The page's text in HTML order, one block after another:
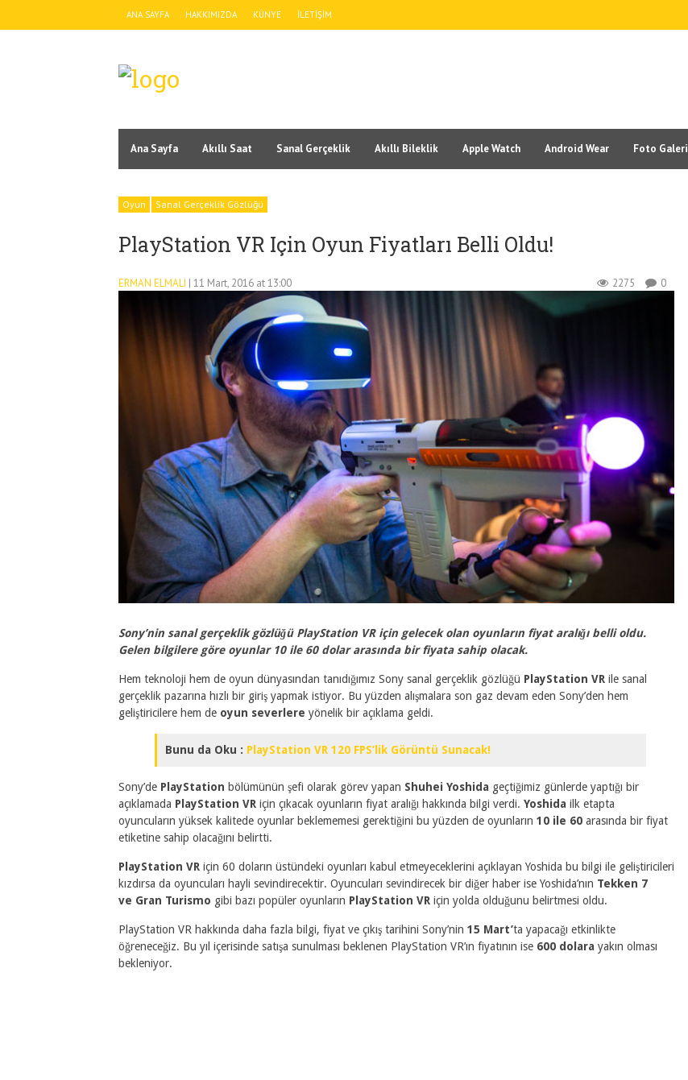
ANA SAYFA HAKKIMIZDA KÜNYE İLETIŞIM
Ana Sayfa Akıllı Saat Sanal Gerçeklik Akıllı Bileklik Apple Watch Android Wear Foto Galeri
Oyun Sanal Gerçeklik Gözlüğü
PlayStation VR Için Oyun Fiyatları Belli Oldu!
ERMAN ELMALI | 11 Mart, 2016 at 13:00 2275 0
Sony’nin sanal gerçeklik gözlüğü PlayStation VR için gelecek olan oyunların fiyat aralığı belli oldu.
Gelen bilgilere göre oyunlar 10 ile 60 dolar arasında bir fiyata sahip olacak.
Hem teknoloji hem de oyun dünyasından tanıdığımız Sony sanal gerçeklik gözlüğü PlayStation VR ile sanal
gerçeklik pazarına hızlı bir giriş yapmak istiyor. Bu yüzden alışmalara son gaz devam eden Sony’den hem
geliştiricilere hem de oyun severlere yönelik bir açıklama geldi.
Bunu da Oku : PlayStation VR 120 FPS’lik Görüntü Sunacak!
Sony’de PlayStation bölümünün şefi olarak görev yapan Shuhei Yoshida geçtiğimiz günlerde yaptığı bir
açıklamada PlayStation VR için çıkacak oyunların fiyat aralığı hakkında bilgi verdi. Yoshida ilk etapta
oyuncuların yüksek kalitede oyunlar beklememesi gerektiğini bu yüzden de oyunların 10 ile 60 arasında bir fiyat
etiketine sahip olacağını belirtti.
PlayStation VR için 60 doların üstündeki oyunları kabul etmeyeceklerini açıklayan Yoshida bu bilgi ile geliştiricileri
kızdırsa da oyuncuları hayli sevindirecektir. Oyuncuları sevindirecek bir diğer haber ise Yoshida’nın Tekken 7
ve Gran Turismo gibi bazı popüler oyunların PlayStation VR için yolda olduğunu belirtmesi oldu.
PlayStation VR hakkında daha fazla bilgi, fiyat ve çıkış tarihini Sony’nin 15 Mart’ta yapacağı etkinlikte
öğreneceğiz. Bu yıl içerisinde satışa sunulması beklenen PlayStation VR’ın fiyatının ise 600 dolara yakın olması
bekleniyor.